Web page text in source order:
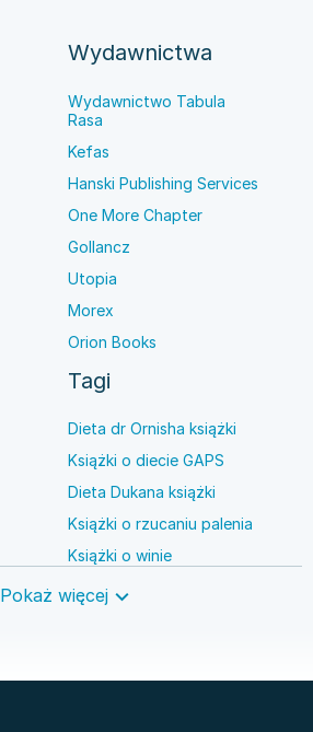
Wydawnictwa
Wydawnictwo Tabula
Rasa
Kefas
Hanski Publishing Services
One More Chapter
Gollancz
Utopia
Morex
Orion Books
Tagi
Dieta dr Ornisha książki
Książki o diecie GAPS
Dieta Dukana książki
Książki o rzucaniu palenia
Książki o winie
Książki o anestezjologii
Pokaż więcej